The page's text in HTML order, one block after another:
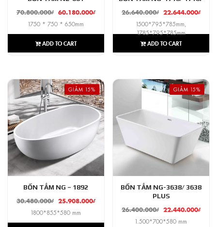
70.800.000₫ 60.180.000₫
1750 * 750 * 650mm
ADD TO CART
26.640.000₫ 22.644.000₫
1500*795*785mm,
1785*795*785mm
ADD TO CART
GIẢM 15%
BỒN TẮM NG – 1892
30.480.000₫ 25.908.000₫
1800*855*580 mm
GIẢM 15%
BỒN TẮM NG-3638/ 3638
PLUS
26.400.000₫ 22.440.000₫
1.500*700*580 mm